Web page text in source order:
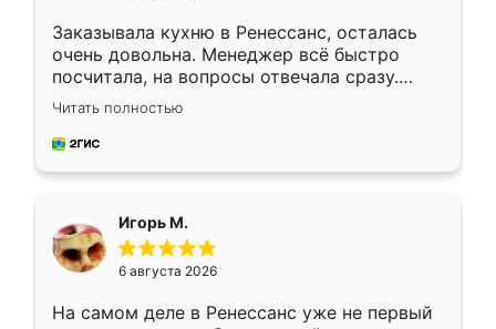
Заказывала кухню в Ренессанс, осталась
очень довольна. Менеджер всё быстро
посчитала, на вопросы отвечала сразу.
Замерщик приехал в субботу, подошёл к
делу со всей ответственностью. Собрали
за день, ребята работали аккуратно, даже
Читать полностью
Игорь М.
6 августа 2026
На самом деле в Ренессанс уже не первый